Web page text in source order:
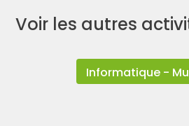
Voir les autres
Informatique -